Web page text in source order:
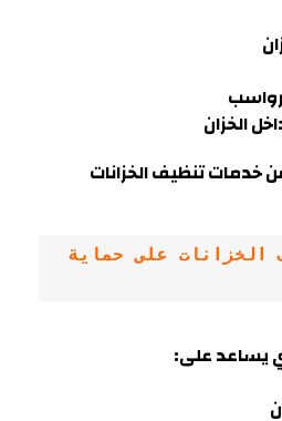
الخزان
خدمات تنظيف الخزانات
يساعد على: